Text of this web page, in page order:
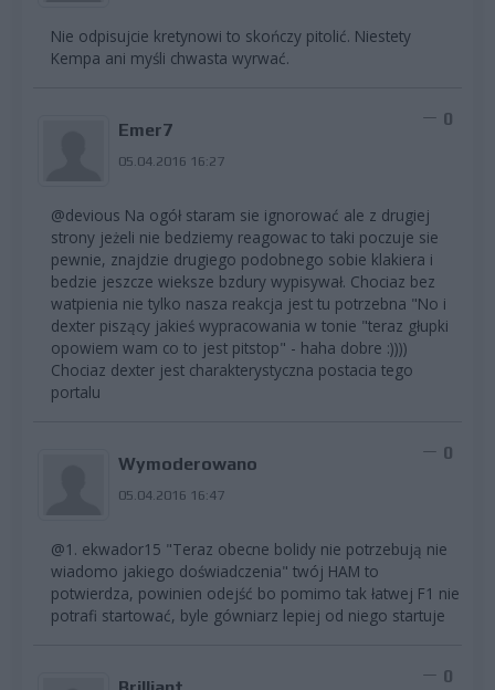
Nie odpisujcie kretynowi to skończy pitolić. Niestety
Kempa ani myśli chwasta wyrwać.
Emer7
05.04.2016 16:27
0
@devious Na ogół staram sie ignorować ale z drugiej
strony jeżeli nie bedziemy reagowac to taki poczuje sie
pewnie, znajdzie drugiego podobnego sobie klakiera i
bedzie jeszcze wieksze bzdury wypisywał. Chociaz bez
watpienia nie tylko nasza reakcja jest tu potrzebna "No i
dexter piszący jakieś wypracowania w tonie "teraz głupki
opowiem wam co to jest pitstop" - haha dobre :))))
Chociaz dexter jest charakterystyczna postacia tego
portalu
Wymoderowano
05.04.2016 16:47
0
@1. ekwador15 "Teraz obecne bolidy nie potrzebują nie
wiadomo jakiego doświadczenia" twój HAM to
potwierdza, powinien odejść bo pomimo tak łatwej F1 nie
potrafi startować, byle gówniarz lepiej od niego startuje
0